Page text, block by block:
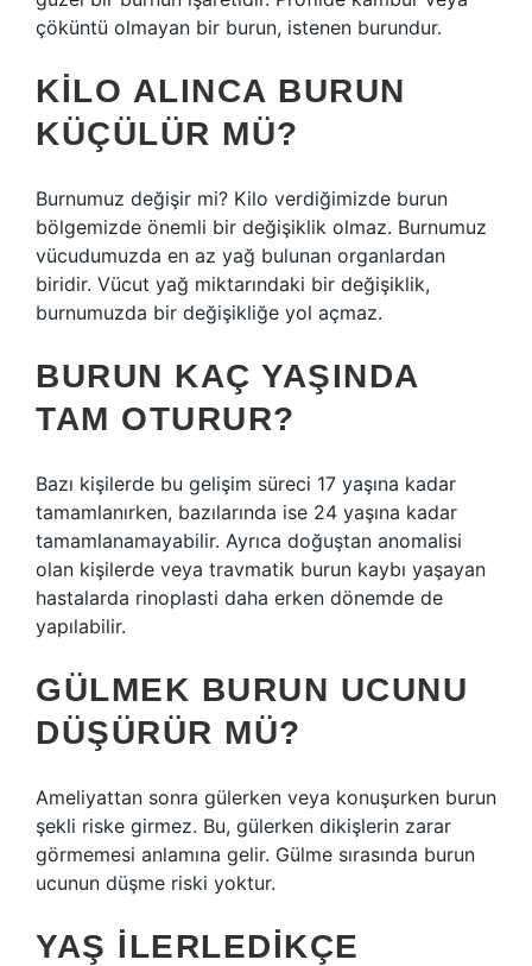
çöküntü olmayan bir burun, istenen burundur.
KILO ALINCA BURUN
KÜÇÜLÜR MÜ?
Burnumuz değişir mi? Kilo verdiğimizde burun
bölgemizde önemli bir değişiklik olmaz. Burnumuz
vücudumuzda en az yağ bulunan organlardan
biridir. Vücut yağ miktarındaki bir değişiklik,
burnumuzda bir değişikliğe yol açmaz.
BURUN KAÇ YAŞINDA
TAM OTURUR?
Bazı kişilerde bu gelişim süreci 17 yaşına kadar
tamamlanırken, bazılarında ise 24 yaşına kadar
tamamlanamayabilir. Ayrıca doğuştan anomalisi
olan kişilerde veya travmatik burun kaybı yaşayan
hastalarda rinoplasti daha erken dönemde de
yapılabilir.
GÜLMEK BURUN UCUNU
DÜŞÜRÜR MÜ?
Ameliyattan sonra gülerken veya konuşurken burun
şekli riske girmez. Bu, gülerken dikişlerin zarar
görmemesi anlamına gelir. Gülme sırasında burun
ucunun düşme riski yoktur.
YAŞ ILERLEDIKÇE